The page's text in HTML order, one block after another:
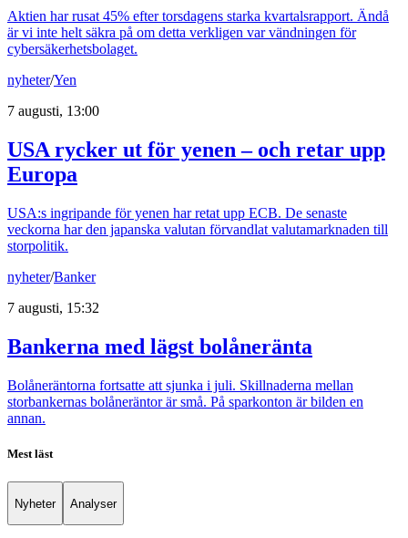
Aktien har rusat 45% efter torsdagens starka kvartalsrapport. Ändå
är vi inte helt säkra på om detta verkligen var vändningen för
cybersäkerhetsbolaget.
nyheter/Yen
7 augusti, 13:00
USA rycker ut för yenen – och retar upp
Europa
USA:s ingripande för yenen har retat upp ECB. De senaste
veckorna har den japanska valutan förvandlat valutamarknaden till
storpolitik.
nyheter/Banker
7 augusti, 15:32
Bankerna med lägst bolåneränta
Bolåneräntorna fortsatte att sjunka i juli. Skillnaderna mellan
storbankernas bolåneräntor är små. På sparkonton är bilden en
annan.
Mest läst
Nyheter Analyser